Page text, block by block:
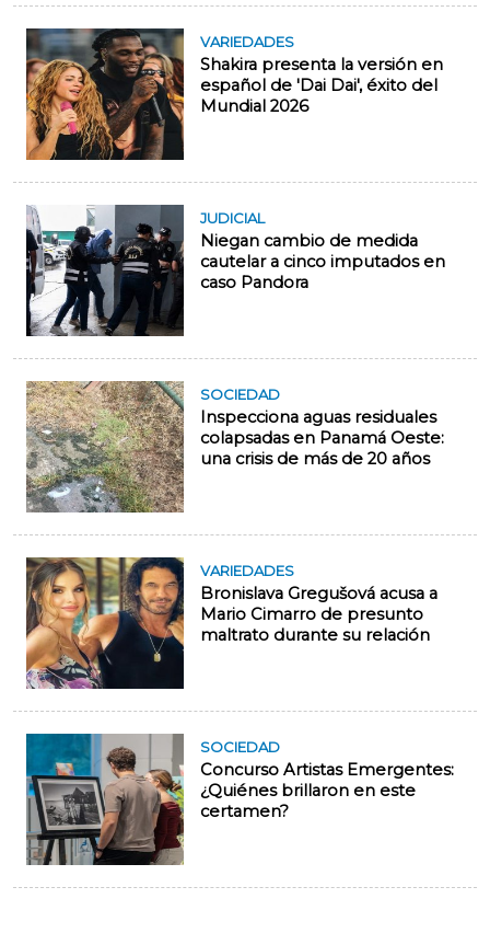
VARIEDADES
Shakira presenta la versión en
español de 'Dai Dai', éxito del
Mundial 2026
JUDICIAL
Niegan cambio de medida
cautelar a cinco imputados en
caso Pandora
SOCIEDAD
Inspecciona aguas residuales
colapsadas en Panamá Oeste:
una crisis de más de 20 años
VARIEDADES
Bronislava Gregušová acusa a
Mario Cimarro de presunto
maltrato durante su relación
SOCIEDAD
Concurso Artistas Emergentes:
¿Quiénes brillaron en este
certamen?